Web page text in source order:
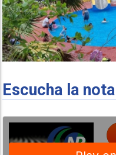
Escucha la nota